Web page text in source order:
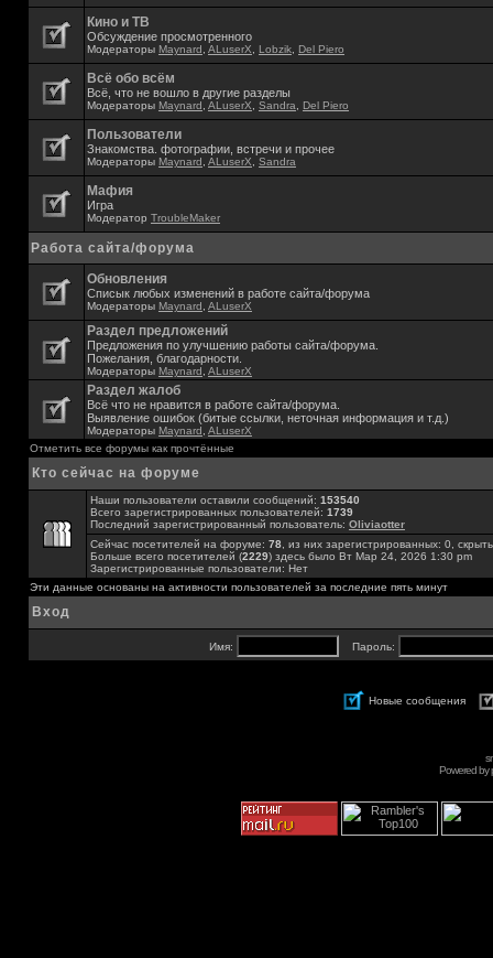
Кино и ТВ
Обсуждение просмотренного
Модераторы Maynard ALuserX Lobzik Del Piero
Всё обо всём
Всё, что не вошло в другие разделы
Модераторы Maynard ALuserX Sandra Del Piero
Пользователи
Знакомства. фотографии, встречи и прочее
Модераторы Maynard ALuserX Sandra
Мафия
Игра
Модератор TroubleMaker
Работа сайта/форума
Обновления
Списык любых изменений в работе сайта/форума
Модераторы Maynard ALuserX
Раздел предложений
Предложения по улучшению работы сайта/форума.
Пожелания, благодарности.
Модераторы Maynard ALuserX
Раздел жалоб
Всё что не нравится в работе сайта/форума.
Выявление ошибок (битые ссылки, неточная информация и т.д.)
Модераторы Maynard ALuserX
Отметить все форумы как прочтённые
Кто сейчас на форуме
Наши пользователи оставили сообщений: 153540
Всего зарегистрированных пользователей: 1739
Последний зарегистрированный пользователь: Oliviaotter
Сейчас посетителей на форуме: 78 , из них зарегистрированных: 0,
Больше всего посетителей (2229) здесь было Вт Мар 24, 2026 1:30 pm
Зарегистрированные пользователи: Нет
Эти данные основаны на активности пользователей за последние пять минут
Вход
Имя: Пароль:
Новые сообщения
Powered by